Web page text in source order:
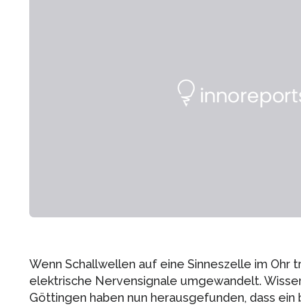
Wenn Schallwellen auf eine Sinneszelle im Ohr
elektrische Nervensignale umgewandelt.
Göttingen haben nun herausgefunden, dass